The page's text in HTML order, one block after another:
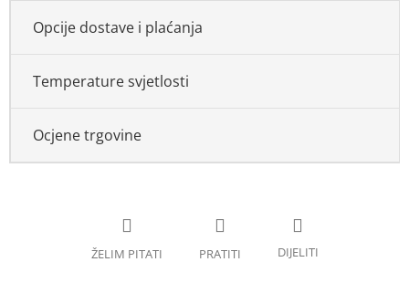
Opcije dostave i plaćanja
Temperature svjetlosti
Ocjene trgovine